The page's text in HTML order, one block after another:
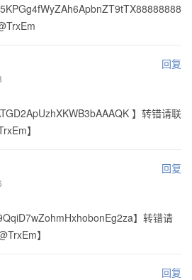
回复
】转错请联
】
回复
】转错请
】
回复